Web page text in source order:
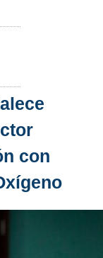
con